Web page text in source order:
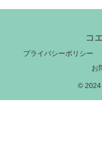
コ
プライバシーポリシー
お
© 2024